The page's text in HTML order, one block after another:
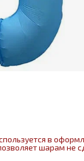
в
шарам не